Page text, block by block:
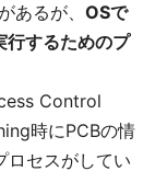
るが、 OSで
するためのプ
Control
時にPCBの情
ロセスがしてい